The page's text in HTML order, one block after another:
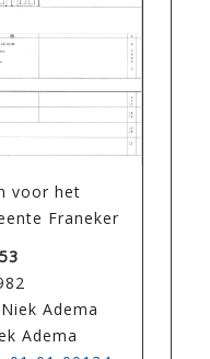
voor het
Franeker
Adema
Adema